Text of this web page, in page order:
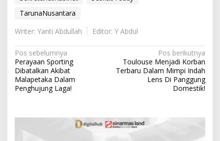
TarunaNusantara
Writer: Yanti Abdullah
Editor: Y Abdul
N
a
v
i
Pos sebelumnya
Perayaan Sporting
Dibatalkan Akibat
Malapetaka Dalam
Penghujung Laga!
Pos berikutnya
Toulouse Menjadi Korban
Terbaru Dalam Mimpi Indah
Lens Di Panggung
Domestik!